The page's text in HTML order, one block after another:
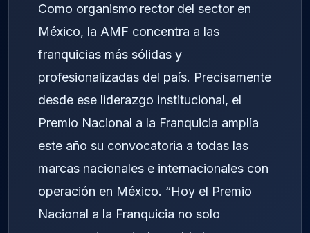
Como organismo rector del sector en
México, la AMF concentra a las
franquicias más sólidas y
profesionalizadas del país. Precisamente
desde ese liderazgo institucional, el
Premio Nacional a la Franquicia amplía
este año su convocatoria a todas las
marcas nacionales e internacionales con
operación en México. “Hoy el Premio
Nacional a la Franquicia no solo